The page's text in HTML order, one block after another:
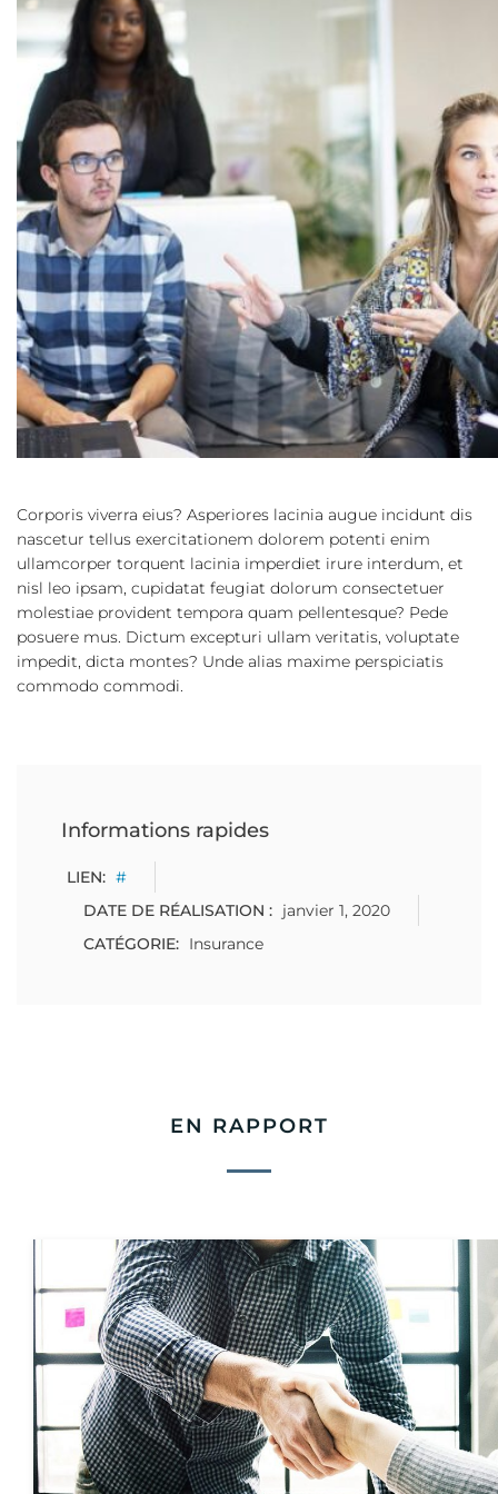
Corporis viverra eius? Asperiores lacinia augue incidunt dis
nascetur tellus exercitationem dolorem potenti enim
ullamcorper torquent lacinia imperdiet irure interdum, et
nisl leo ipsam, cupidatat feugiat dolorum consectetuer
molestiae provident tempora quam pellentesque? Pede
posuere mus. Dictum excepturi ullam veritatis, voluptate
impedit, dicta montes? Unde alias maxime perspiciatis
commodo commodi.
Informations rapides
LIEN: #
DATE DE RÉALISATION : janvier 1, 2020
CATÉGORIE: Insurance
EN RAPPORT